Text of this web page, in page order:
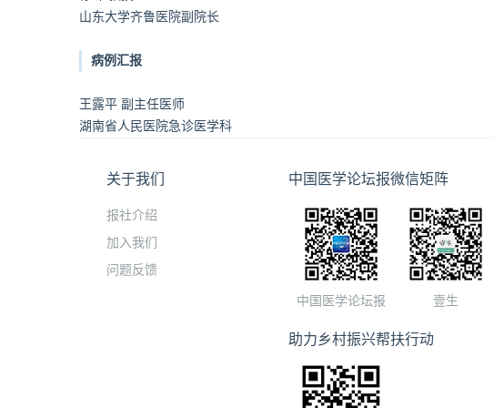
山东大学齐鲁医院副院长
病例汇报
王露平 副主任医师
湖南省人民医院急诊医学科
关于我们
报社介绍
加入我们
问题反馈
中国医学论坛报微信矩阵
中国医学论坛报 壹生
助力乡村振兴帮扶行动